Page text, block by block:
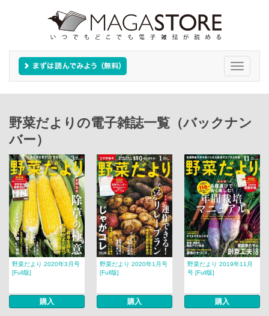
Toggle
野菜だよりの電子雑誌一覧（バックナン
バー）
野菜だより 2020年3月号
[Full版]
購入
野菜だより 2020年1月号
[Full版]
購入
野菜だより 2019年11月
号 [Full版]
購入